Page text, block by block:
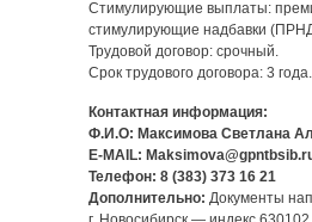
Стимулирующие выплаты:
стимулирующие надбавки
Трудовой договор: срочный.
Срок трудового договора: 3 года.
Контактная информация:
Ф.И.О: Максимова Светлана
E-MAIL:
Телефон: 8 (383) 373 16 21
Дополнительно: Документы